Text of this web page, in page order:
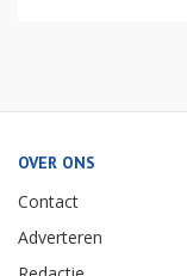
OVER ONS
Contact
Adverteren